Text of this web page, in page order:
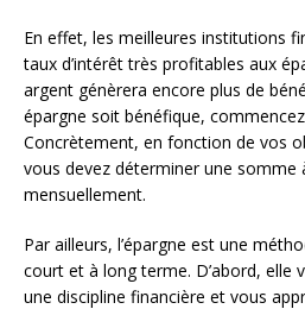
En effet, les meilleures institutions
taux d’intérêt très profitables aux
argent génèrera encore plus de
épargne soit bénéfique,
Concrètement, en fonction de vos
vous devez déterminer une somme
mensuellement.
Par ailleurs, l’épargne est une
court et à long terme. D’abord, elle
une discipline financière et vous